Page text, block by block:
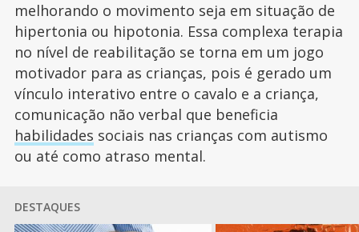
melhorando o movimento seja em situação de
hipertonia ou hipotonia. Essa complexa terapia
no nível de reabilitação se torna em um jogo
motivador para as crianças, pois é gerado um
vínculo interativo entre o cavalo e a criança,
comunicação não verbal que beneficia
habilidades sociais nas crianças com autismo
ou até como atraso mental.
DESTAQUES